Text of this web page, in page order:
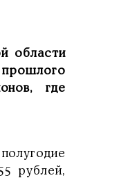
области
прошлого
где
рублей,